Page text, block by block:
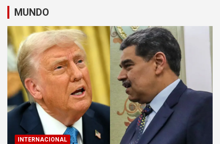
MUNDO
INTERNACIONAL